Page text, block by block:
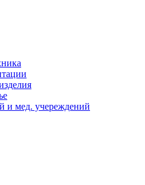
и мед. учереждений